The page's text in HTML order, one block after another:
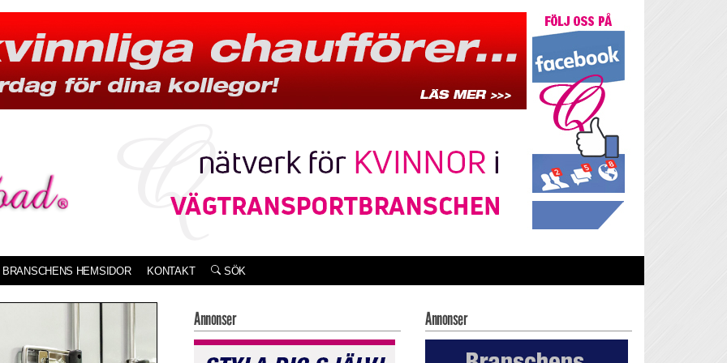
BRANSCHENS HEMSIDOR KONTAKT SÖK
Annonser Annonser